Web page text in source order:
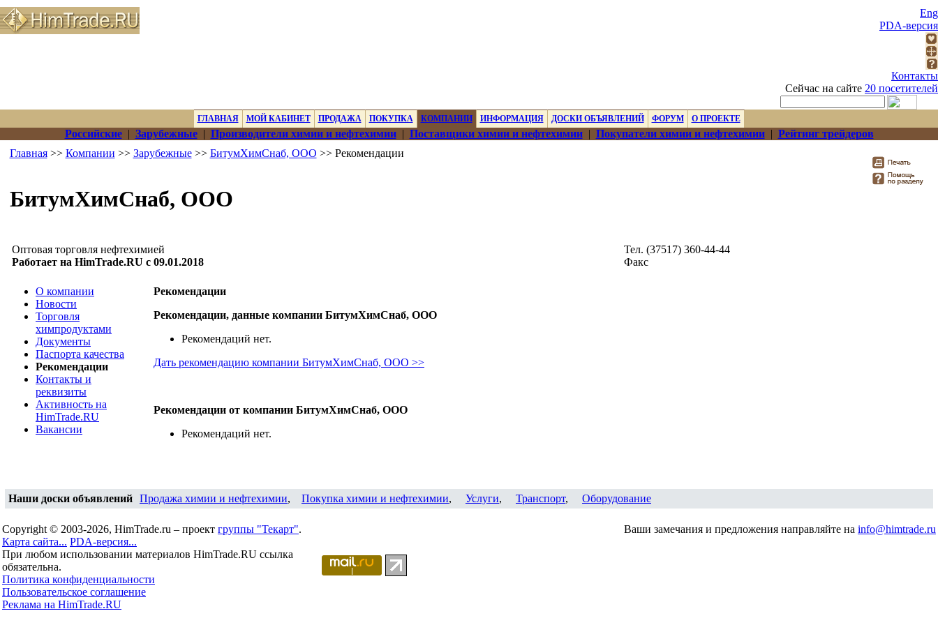
Eng
PDA-версия
Контакты
Сейчас на сайте 20 посетителей
ГЛАВНАЯ МОЙ КАБИНЕТ ПРОДАЖА ПОКУПКА КОМПАНИИ ИНФОРМАЦИЯ ДОСКИ ОБЪЯВЛЕНИЙ ФОРУМ О ПРОЕКТЕ
Российские| Зарубежные| Производители химии и нефтехимии| Поставщики химии и нефтехимии| Покупатели химии и нефтехимии| Рейтинг трейдеров
Главная>> Компании >> Зарубежные>> БитумХимСнаб, ООО >> Рекомендации
БитумХимСнаб, ООО
Оптовая торговля нефтехимией
Работает на HimTrade.RU с 09.01.2018
Тел. (37517) 360-44-44
Факс
О компании
Новости
Торговля
химпродуктами
Документы
Паспорта качества
Рекомендации
Контакты и
реквизиты
Активность на
HimTrade.RU
Вакансии
Рекомендации
Рекомендации, данные компании БитумХимСнаб, ООО
Рекомендаций нет.
Дать рекомендацию компании БитумХимСнаб, ООО >>
Рекомендации от компании БитумХимСнаб, ООО
Рекомендаций нет.
Наши доски объявлений Продажа химии и нефтехимии, Покупка химии и нефтехимии, Услуги, Транспорт, Оборудование
Copyright © 2003-2026, HimTrade.ru – проект группы "Текарт".
Карта сайта... PDA-версия...
При любом использовании материалов HimTrade.RU ссылка
обязательна.
Политика конфиденциальности
Пользовательское соглашение
Реклама на HimTrade.RU
Ваши замечания и предложения направляйте на info@himtrade.ru